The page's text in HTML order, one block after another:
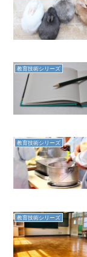
教育技術シリーズ
教育技術シリーズ
教育技術シリーズ